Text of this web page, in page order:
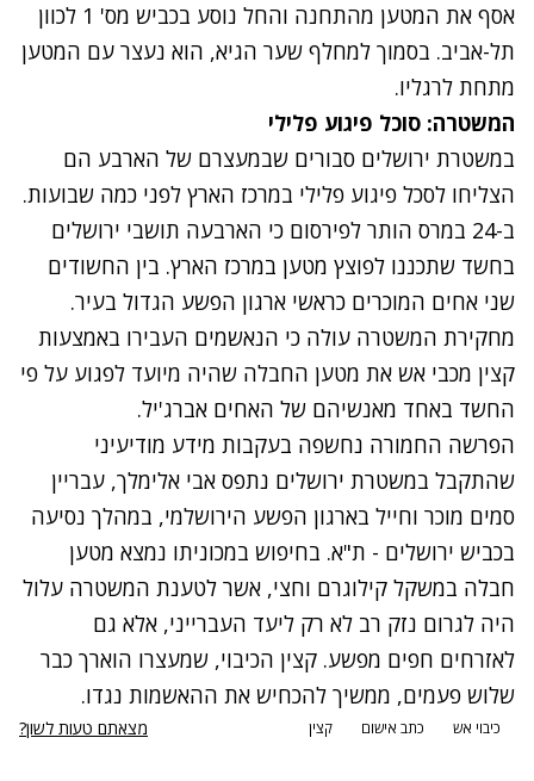
אסף את המטען מהתחנה והחל נוסע בכביש מס' 1 לכוון
תל-אביב. בסמוך למחלף שער הגיא, הוא נעצר עם המטען
מתחת לרגליו.
המשטרה: סוכל פיגוע פלילי
במשטרת ירושלים סבורים שבמעצרם של הארבע הם
הצליחו לסכל פיגוע פלילי במרכז הארץ לפני כמה שבועות.
ב-24 במרס הותר לפירסום כי הארבעה תושבי ירושלים
בחשד שתכננו לפוצץ מטען במרכז הארץ. בין החשודים
שני אחים המוכרים כראשי ארגון הפשע הגדול בעיר.
מחקירת המשטרה עולה כי הנאשמים העבירו באמצעות
קצין מכבי אש את מטען החבלה שהיה מיועד לפגוע על פי
החשד באחד מאנשיהם של האחים אברג'יל.
הפרשה החמורה נחשפה בעקבות מידע מודיעיני
שהתקבל במשטרת ירושלים נתפס אבי אלימלך, עבריין
סמים מוכר וחייל בארגון הפשע הירושלמי, במהלך נסיעה
בכביש ירושלים - ת"א. בחיפוש במכוניתו נמצא מטען
חבלה במשקל קילוגרם וחצי, אשר לטענת המשטרה עלול
היה לגרום נזק רב לא רק ליעד העברייני, אלא גם
לאזרחים חפים מפשע. קצין הכיבוי, שמעצרו הוארך כבר
שלוש פעמים, ממשיך להכחיש את ההאשמות נגדו.
כיבוי אש כתב אישום קצין מצאתם טעות לשון?